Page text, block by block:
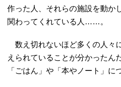
作った人、それらの施設を動か
関わってくれている人……。
数え切れないほど多くの人々
えられていることが分かったん
「ごはん」や「本やノート」に